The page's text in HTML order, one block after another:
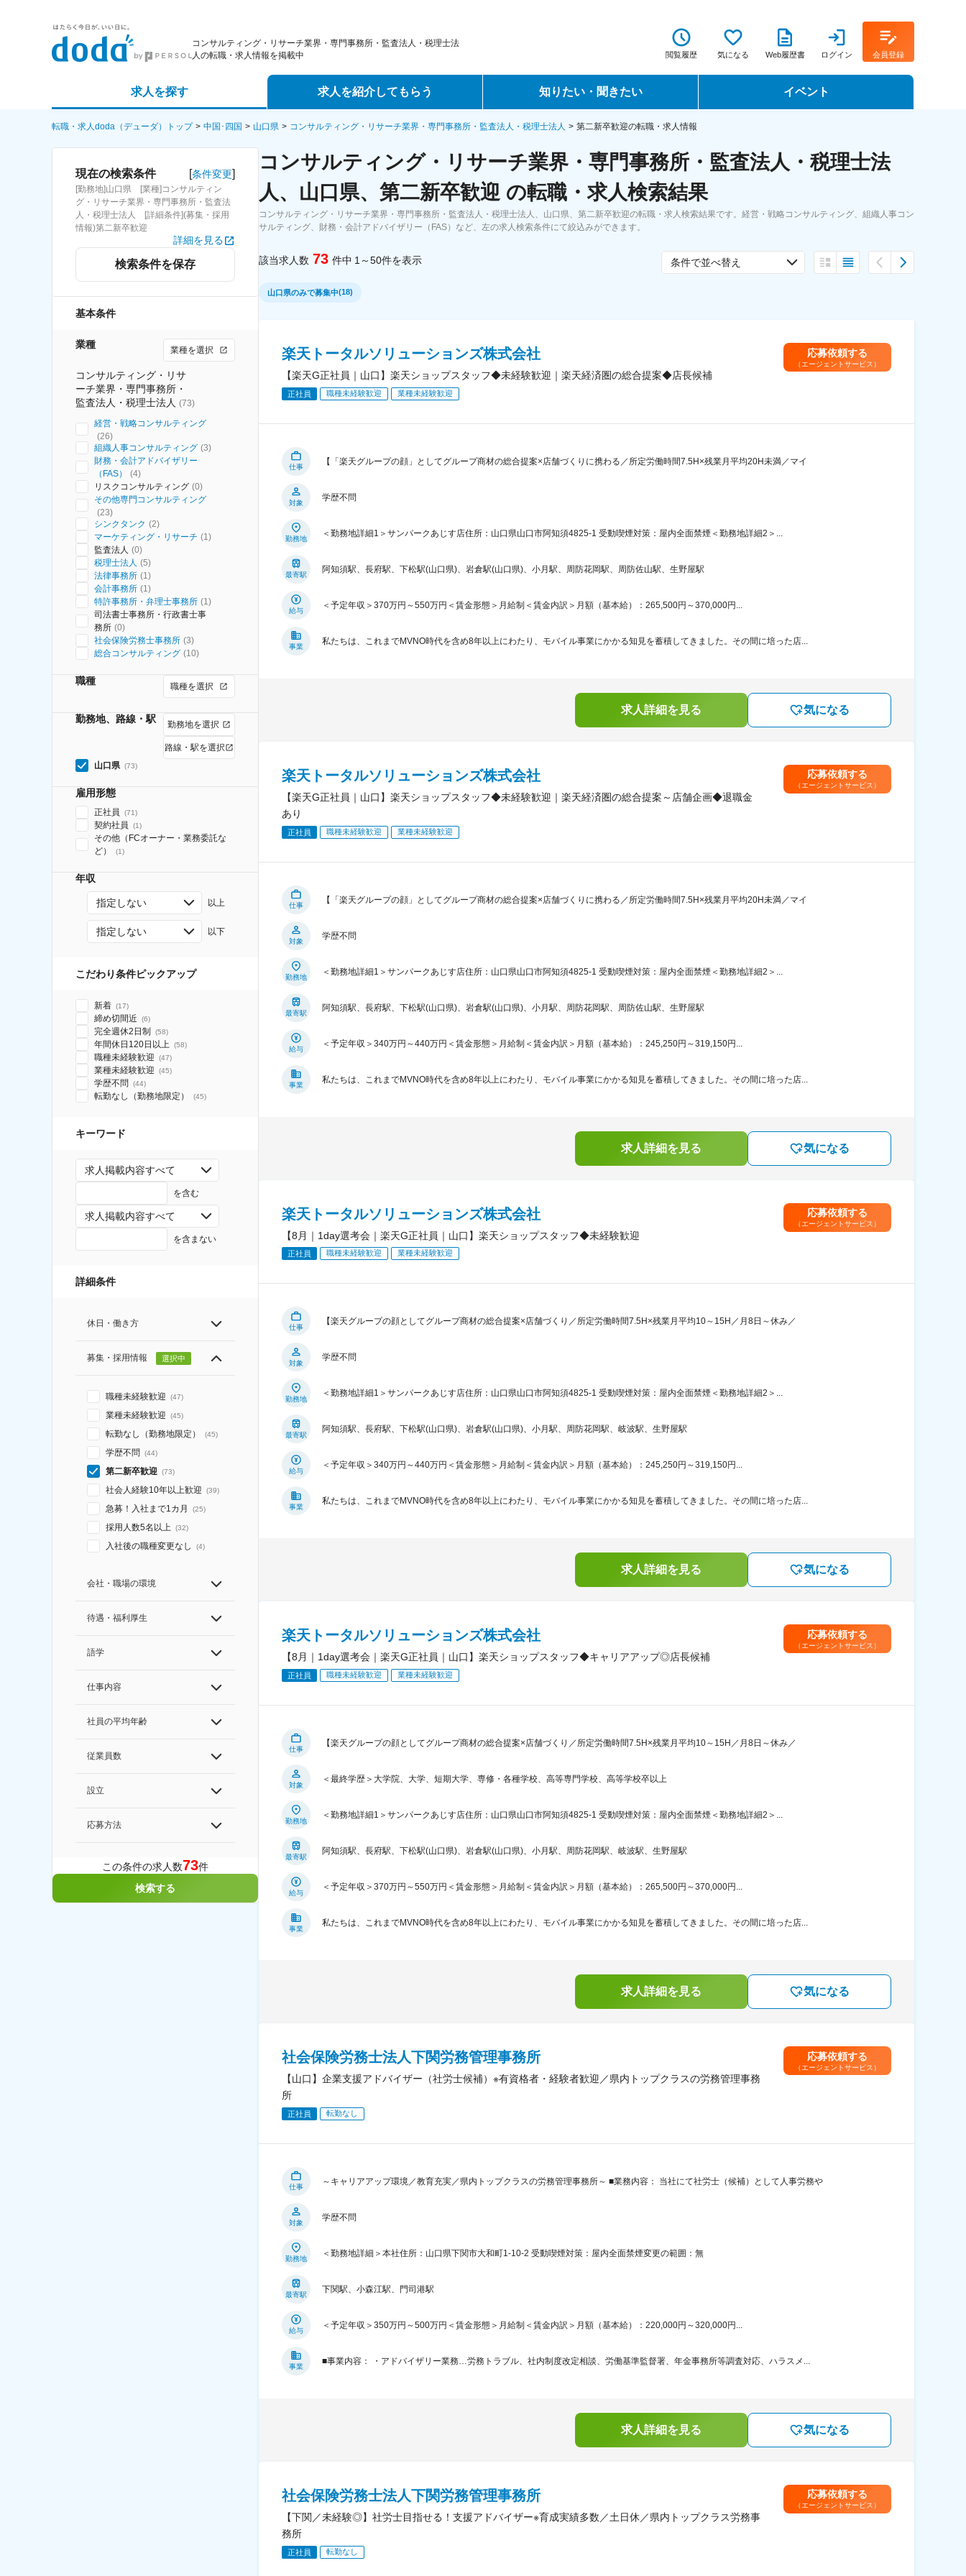
コンサルティング・リサーチ業界・専門事務所・監査法人・税理士法
人の転職・求人情報を掲載中
閲覧履歴 気になる Web履歴書 ログイン 会員登録
求人を探す
詳細条件から探す
求人特集から探す
求人を紹介してもらう
エージェントサービス
スカウトサービス
パートナーエージェントサービス
知りたい・聞きたい
転職ノウハウ
データで見る転職
コラム・インタビュー
転職Q&A
イベント
転職フェア
転職・求人doda（デューダ）トップ 中国･四国 山口県 コンサルティング・リサーチ業界・専門事務所・監査法人・税理士法人 第二新卒歓迎の転職・求人情報
現在の検索条件 [条件変更]
[勤務地]山口県 [業種]コンサルティン
グ・リサーチ業界・専門事務所・監査法
人・税理士法人 [詳細条件](募集・採用
情報)第二新卒歓迎
詳細を見る
検索条件を保存
基本条件
業種 業種を選択
コンサルティング・リサ
ーチ業界・専門事務所・
監査法人・税理士法人 (73)
経営・戦略コンサルティング
(26)
組織人事コンサルティング (3)
財務・会計アドバイザリー
（FAS）
(4)
リスクコンサルティング (0)
その他専門コンサルティング
(23)
シンクタンク (2)
マーケティング・リサーチ (1)
監査法人 (0)
税理士法人 (5)
法律事務所 (1)
会計事務所 (1)
特許事務所・弁理士事務所 (1)
司法書士事務所・行政書士事
務所 (0)
社会保険労務士事務所 (3)
総合コンサルティング (10)
職種 職種を選択
勤務地、路線・駅 勤務地を選択
路線・駅を選択
山口県 (73)
雇用形態
正社員 (71)
契約社員 (1)
その他（FCオーナー・業務委託な
ど）
(1)
年収
指定しない 以上
指定しない 以下
こだわり条件ピックアップ
新着 (17)
締め切間近 (6)
完全週休2日制 (58)
年間休日120日以上 (58)
職種未経験歓迎 (47)
業種未経験歓迎 (45)
学歴不問 (44)
転勤なし（勤務地限定） (45)
キーワード
求人掲載内容すべて
を含む
求人掲載内容すべて
を含まない
詳細条件
休日・働き方
募集・採用情報 選択中
職種未経験歓迎 (47)
業種未経験歓迎 (45)
転勤なし（勤務地限定） (45)
学歴不問 (44)
第二新卒歓迎 (73)
社会人経験10年以上歓迎 (39)
急募！入社まで1カ月 (25)
採用人数5名以上 (32)
入社後の職種変更なし (4)
会社・職場の環境
待遇・福利厚生
語学
仕事内容
社員の平均年齢
従業員数
設立
応募方法
この条件の求人数73件
検索する
コンサルティング・リサーチ業界・専門事務所・監査法人・税理士法
人、山口県、第二新卒歓迎 の転職・求人検索結果
コンサルティング・リサーチ業界・専門事務所・監査法人・税理士法人、山口県、第二新卒歓迎の転職・求人検索結果です。経営・戦略コンサルティング、組織人事コン
サルティング、財務・会計アドバイザリー（FAS）など、左の求人検索条件にて絞込みができます。
該当求人数 73 件中 1～50件を表示 条件で並べ替え
山口県のみで募集中(18)
楽天トータルソリューションズ株式会社
【楽天G正社員｜山口】楽天ショップスタッフ◆未経験歓迎｜楽天経済圏の総合提案◆店長候補
正社員 職種未経験歓迎 業種未経験歓迎
応募依頼する
（エージェントサービス）
仕事
【「楽天グループの顔」としてグループ商材の総合提案×店舗づくりに携わる／所定労働時間7.5H×残業月平均20H未満／マイ
対象
学歴不問
勤務地
＜勤務地詳細1＞サンパークあじす店住所：山口県山口市阿知須4825-1 受動喫煙対策：屋内全面禁煙＜勤務地詳細2＞...
最寄駅
阿知須駅、長府駅、下松駅(山口県)、岩倉駅(山口県)、小月駅、周防花岡駅、周防佐山駅、生野屋駅
給与
＜予定年収＞370万円～550万円＜賃金形態＞月給制＜賃金内訳＞月額（基本給）：265,500円～370,000円...
事業
私たちは、これまでMVNO時代を含め8年以上にわたり、モバイル事業にかかる知見を蓄積してきました。その間に培った店...
求人詳細を見る 気になる
楽天トータルソリューションズ株式会社
【楽天G正社員｜山口】楽天ショップスタッフ◆未経験歓迎｜楽天経済圏の総合提案～店舗企画◆退職金
あり
正社員 職種未経験歓迎 業種未経験歓迎
応募依頼する
（エージェントサービス）
仕事
【「楽天グループの顔」としてグループ商材の総合提案×店舗づくりに携わる／所定労働時間7.5H×残業月平均20H未満／マイ
対象
学歴不問
勤務地
＜勤務地詳細1＞サンパークあじす店住所：山口県山口市阿知須4825-1 受動喫煙対策：屋内全面禁煙＜勤務地詳細2＞...
最寄駅
阿知須駅、長府駅、下松駅(山口県)、岩倉駅(山口県)、小月駅、周防花岡駅、周防佐山駅、生野屋駅
給与
＜予定年収＞340万円～440万円＜賃金形態＞月給制＜賃金内訳＞月額（基本給）：245,250円～319,150円...
事業
私たちは、これまでMVNO時代を含め8年以上にわたり、モバイル事業にかかる知見を蓄積してきました。その間に培った店...
求人詳細を見る 気になる
楽天トータルソリューションズ株式会社
【8月｜1day選考会｜楽天G正社員｜山口】楽天ショップスタッフ◆未経験歓迎
正社員 職種未経験歓迎 業種未経験歓迎
応募依頼する
（エージェントサービス）
仕事
【楽天グループの顔としてグループ商材の総合提案×店舗づくり／所定労働時間7.5H×残業月平均10～15H／月8日～休み／
対象
学歴不問
勤務地
＜勤務地詳細1＞サンパークあじす店住所：山口県山口市阿知須4825-1 受動喫煙対策：屋内全面禁煙＜勤務地詳細2＞...
最寄駅
阿知須駅、長府駅、下松駅(山口県)、岩倉駅(山口県)、小月駅、周防花岡駅、岐波駅、生野屋駅
給与
＜予定年収＞340万円～440万円＜賃金形態＞月給制＜賃金内訳＞月額（基本給）：245,250円～319,150円...
事業
私たちは、これまでMVNO時代を含め8年以上にわたり、モバイル事業にかかる知見を蓄積してきました。その間に培った店...
求人詳細を見る 気になる
楽天トータルソリューションズ株式会社
【8月｜1day選考会｜楽天G正社員｜山口】楽天ショップスタッフ◆キャリアアップ◎店長候補
正社員 職種未経験歓迎 業種未経験歓迎
応募依頼する
（エージェントサービス）
仕事
【楽天グループの顔としてグループ商材の総合提案×店舗づくり／所定労働時間7.5H×残業月平均10～15H／月8日～休み／
対象
＜最終学歴＞大学院、大学、短期大学、専修・各種学校、高等専門学校、高等学校卒以上
勤務地
＜勤務地詳細1＞サンパークあじす店住所：山口県山口市阿知須4825-1 受動喫煙対策：屋内全面禁煙＜勤務地詳細2＞...
最寄駅
阿知須駅、長府駅、下松駅(山口県)、岩倉駅(山口県)、小月駅、周防花岡駅、岐波駅、生野屋駅
給与
＜予定年収＞370万円～550万円＜賃金形態＞月給制＜賃金内訳＞月額（基本給）：265,500円～370,000円...
事業
私たちは、これまでMVNO時代を含め8年以上にわたり、モバイル事業にかかる知見を蓄積してきました。その間に培った店...
求人詳細を見る 気になる
社会保険労務士法人下関労務管理事務所
【山口】企業支援アドバイザー（社労士候補）※有資格者・経験者歓迎／県内トップクラスの労務管理事務
所
正社員 転勤なし
応募依頼する
（エージェントサービス）
仕事
～キャリアアップ環境／教育充実／県内トップクラスの労務管理事務所～ ■業務内容： 当社にて社労士（候補）として人事労務や
対象
学歴不問
勤務地
＜勤務地詳細＞本社住所：山口県下関市大和町1-10-2 受動喫煙対策：屋内全面禁煙変更の範囲：無
最寄駅
下関駅、小森江駅、門司港駅
給与
＜予定年収＞350万円～500万円＜賃金形態＞月給制＜賃金内訳＞月額（基本給）：220,000円～320,000円...
事業
■事業内容： ・アドバイザリー業務…労務トラブル、社内制度改定相談、労働基準監督署、年金事務所等調査対応、ハラスメ...
求人詳細を見る 気になる
社会保険労務士法人下関労務管理事務所
【下関／未経験◎】社労士目指せる！支援アドバイザー※育成実績多数／土日休／県内トップクラス労務事
務所
正社員 転勤なし
応募依頼する
（エージェントサービス）